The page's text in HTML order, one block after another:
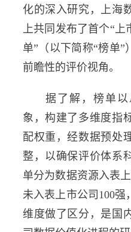
化的深入研究，上海
上共同发布了首个“
单”（以下简称“榜单”
前瞻性的评价视角。
据了解，榜单以
象，构建了多维度指
配权重，经数据预处
整，以确保评价体系
单分为数据资源入表
未入表上市公司100
维度做了区分，是国